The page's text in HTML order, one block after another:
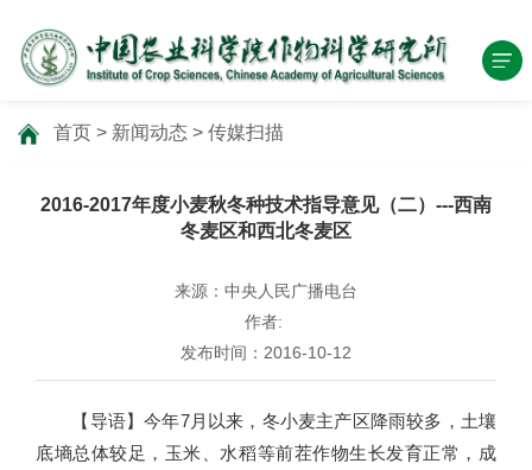
首页 > 新闻动态 > 传媒扫描
2016-2017年度小麦秋冬种技术指导意见（二）---西南
冬麦区和西北冬麦区
来源：中央人民广播电台
作者:
发布时间：2016-10-12
【导语】今年7月以来，冬小麦主产区降雨较多，土壤
底墒总体较足，玉米、水稻等前茬作物生长发育正常，成